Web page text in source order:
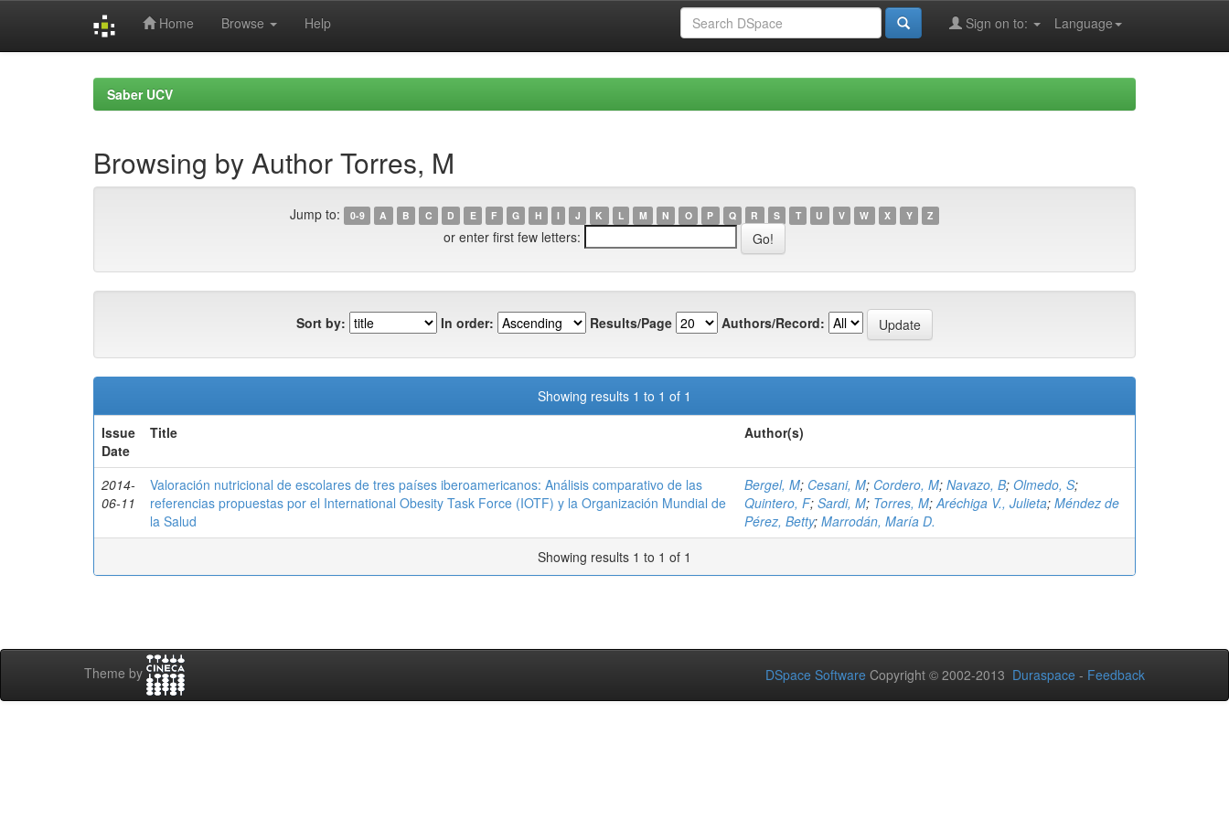
Home Browse Help Language
Sign on to:
Saber UCV
Browsing by Author Torres, M
Jump to: 0-9 A B C D E F G H I J K L M N O P Q R S T U V W X Y Z
or enter first few letters:
Sort by: In order: Results/Page Authors/Record:
Showing results 1 to 1 of 1
Issue
Date
Title Author(s)
2014-
06-11
Valoración nutricional de escolares de tres países iberoamericanos: Análisis comparativo de las
referencias propuestas por el International Obesity Task Force (IOTF) y la Organización Mundial de
la Salud
Bergel, M; Cesani, M; Cordero, M; Navazo, B; Olmedo, S;
Quintero, F; Sardi, M; Torres, M;Aréchiga V., Julieta; Méndez de
Pérez, Betty; Marrodán, María D.
Showing results 1 to 1 of 1
Theme by DSpace Software Copyright © 2002-2013 Duraspace - Feedback